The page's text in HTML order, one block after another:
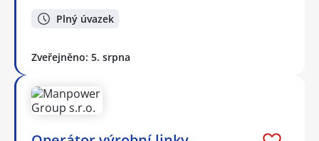
Plný úvazek
Zveřejněno: 5. srpna